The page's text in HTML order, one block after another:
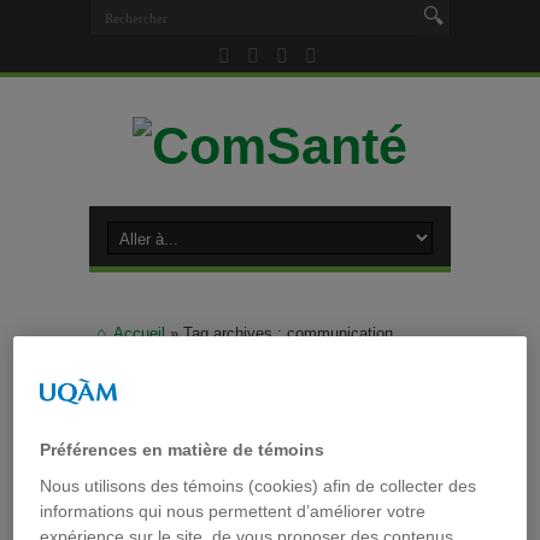
Accueil»Tag archives : communication
Tag archives :
organisationelle
Préférences en matière de témoins
Nous utilisons des témoins (cookies) afin de collecter des
informations qui nous permettent d’améliorer votre
expérience sur le site, de vous proposer des contenus